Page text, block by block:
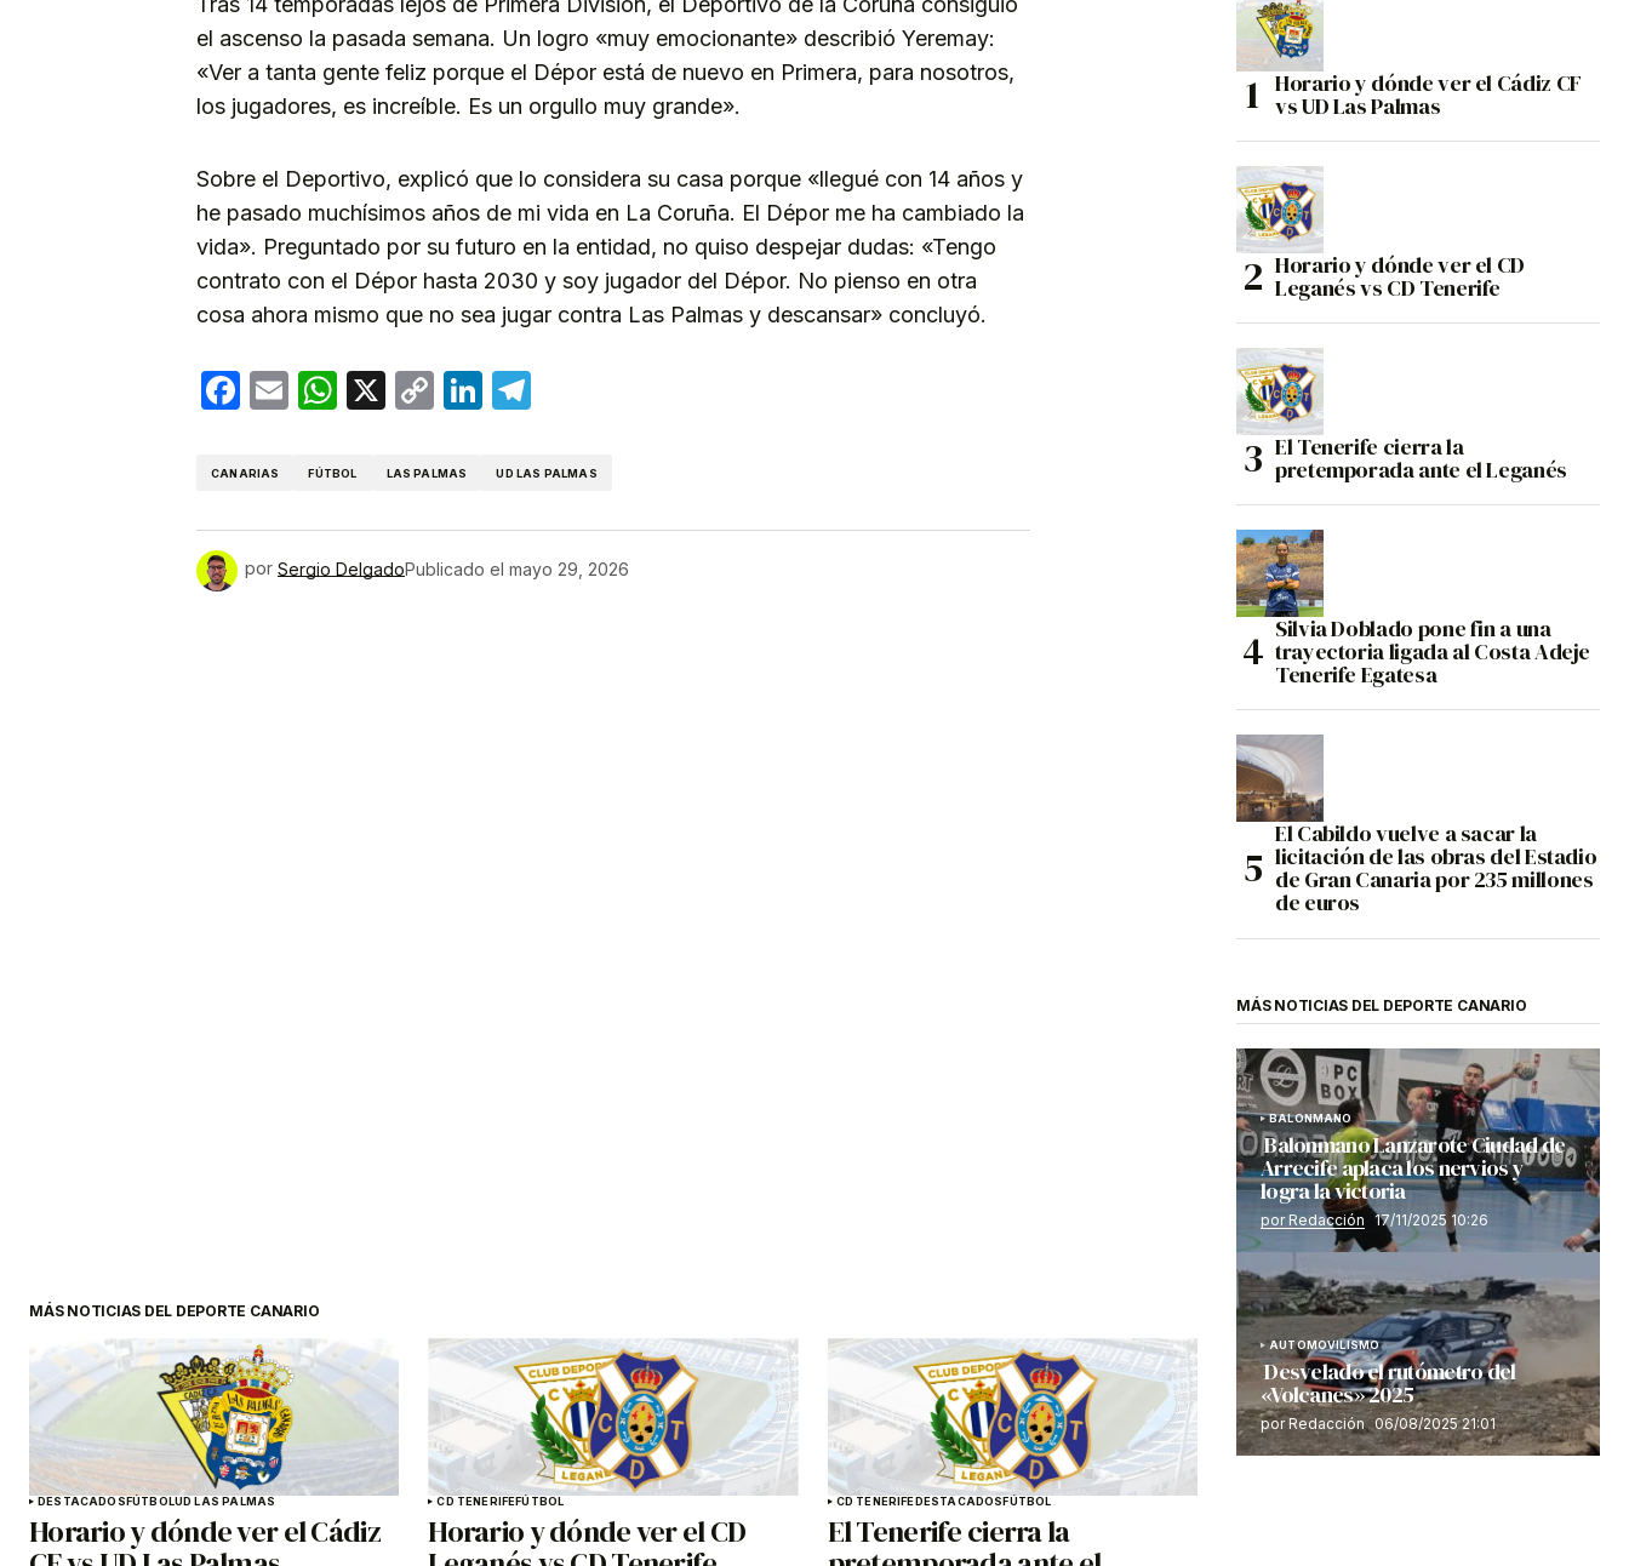
el ascenso la pasada semana. Un logro «muy emocionante» describió Yeremay:
«Ver a tanta gente feliz porque el Dépor está de nuevo en Primera, para nosotros,
los jugadores, es increíble. Es un orgullo muy grande».
Sobre el Deportivo, explicó que lo considera su casa porque «llegué con 14 años y
he pasado muchísimos años de mi vida en La Coruña. El Dépor me ha cambiado la
vida». Preguntado por su futuro en la entidad, no quiso despejar dudas: «Tengo
contrato con el Dépor hasta 2030 y soy jugador del Dépor. No pienso en otra
cosa ahora mismo que no sea jugar contra Las Palmas y descansar» concluyó.
Facebook
EmailWhatsApp
X
CopyLinkedIn
CANARIAS FÚTBOL LAS PALMAS UD LAS PALMAS
por Sergio DelgadoPublicado el mayo 29, 2026
MÁS NOTICIAS DEL DEPORTE CANARIO
DESTACADOSFÚTBOLUD LAS PALMAS
Horario y dónde ver el Cádiz
CD TENERIFEFÚTBOL
Horario y dónde ver el CD
CD TENERIFEDESTACADOSFÚTBOL
El Tenerife cierra la
Horario y dónde ver el Cádiz CF
vs UD Las Palmas
Horario y dónde ver el CD
Leganés vs CD Tenerife
El Tenerife cierra la
pretemporada ante el Leganés
Silvia Doblado pone fin a una
trayectoria ligada al Costa Adeje
Tenerife Egatesa
El Cabildo vuelve a sacar la
licitación de las obras del Estadio
de Gran Canaria por 235 millones
de euros
MÁS NOTICIAS DEL DEPORTE CANARIO
BALONMANO
Balonmano Lanzarote Ciudad de
Arrecife aplaca los nervios y
logra la victoria
por Redacción 17/11/2025 10:26
AUTOMOVILISMO
Desvelado el rutómetro del
«Volcanes» 2025
por Redacción 06/08/2025 21:01